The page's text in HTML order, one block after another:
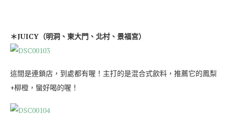
＊JUICY（明洞、東大門、北村、景福宮）
這間是連鎖店，到處都有喔！主打的是混合式飲料，推薦它的鳳梨
+柳橙，蠻好喝的喔！